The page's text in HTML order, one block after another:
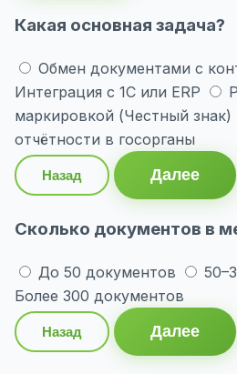
Какая основная задача?
Обмен документами с
Интеграция с 1С или ERP
маркировкой (Честный знак)
отчётности в госорганы
Назад Далее
Сколько документов в
До 50 документов
Более 300 документов
Назад Далее